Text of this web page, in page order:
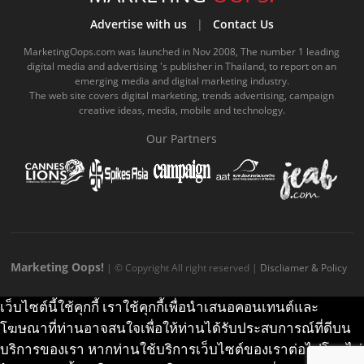
b
o
o
k
c
o
u
b
e
.
o
m
m
e
a
g
r
a
.
o
k
.
c
m
Advertise with us| Contact Us
MarketingOops.com was launched in Nov 2008, The number 1 leading
digital media and advertising 's publisher in Thailand, to report on an
emerging media and digital marketing industry.
The web site covers digital marketing, trends advertising, campaign
creative ideas, media, mobile and technology.
Our Partners
Marketing Oops! | © Copyright All right reserved | Discliamer & Policy
เว็บไซต์นี้ใช้คุกกี้ เราใช้คุกกี้เพื่อนำเสนอคอนเทนต์และ
โฆษณาที่ท่านอาจสนใจเพื่อให้ท่านได้รับประสบการณ์ที่ดีบน
บริการของเรา หากท่านใช้บริการเว็บไซต์ของเราต่อไปโดยไม่